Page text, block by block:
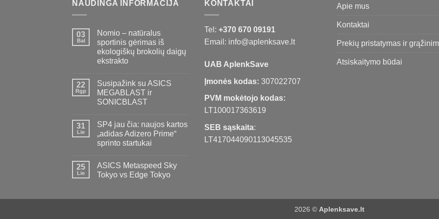
NAUDINGA INFORMACIJA
03
Bal
Nomio – natūralus
sportinis gėrimas iš
ekologiškų brokolių daigų
ekstrakto
22
Rgp
Susipažink su ASICS
MEGABLAST ir
SONICBLAST
31
Lie
SP4 jau čia: naujos kartos
„adidas Adizero Prime“
sprinto startukai
25
Lie
ASICS Metaspeed Sky
Tokyo vs Edge Tokyo
KONTAKTAI
Tel: +370 670 09191
Email: info@aplenksave.lt
UAB AplenkSave
Įmonės kodas: 307022707
PVM mokėtojo kodas:
LT100017363619
SEB sąskaita:
LT417044090113045535
Apie mus
Kontaktai
Prekių pristatymas ir
Atsiskaitymo būdai
2026 © Aplenksave.lt